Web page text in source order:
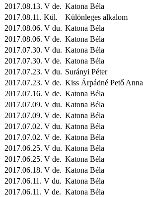
2017.08.13. V de. Katona Béla
2017.08.11. Kül. Különleges alkalom
2017.08.06. V du. Katona Béla
2017.08.06. V de. Katona Béla
2017.07.30. V du. Katona Béla
2017.07.30. V de. Katona Béla
2017.07.23. V du. Surányi Péter
2017.07.23. V de. Kiss Árpádné Pető Anna
2017.07.16. V de. Katona Béla
2017.07.09. V du. Katona Béla
2017.07.09. V de. Katona Béla
2017.07.02. V du. Katona Béla
2017.07.02. V de. Katona Béla
2017.06.25. V du. Katona Béla
2017.06.25. V de. Katona Béla
2017.06.18. V de. Katona Béla
2017.06.11. V du. Katona Béla
2017.06.11. V de. Katona Béla